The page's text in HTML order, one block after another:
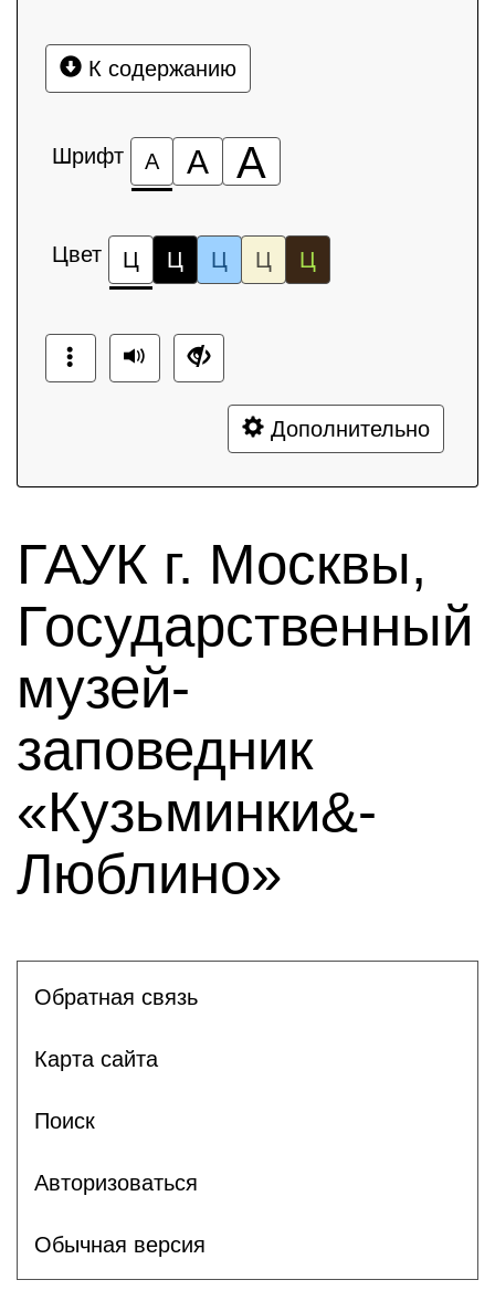
К содержанию
Шрифт А А А
Цвет Ц Ц Ц Ц Ц
Дополнительно
ГАУК г. Москвы,
Государственный
музей-
заповедник
«Кузьминки&-
Люблино»
Обратная связь
Карта сайта
Поиск
Авторизоваться
Обычная версия